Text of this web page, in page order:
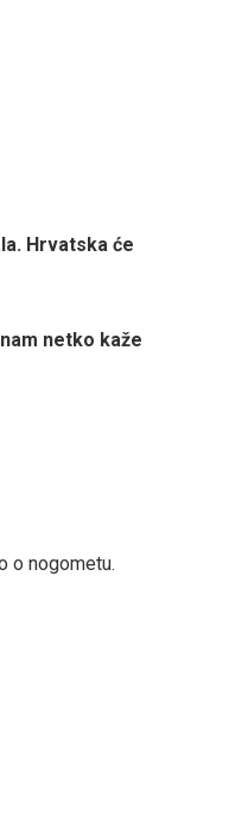
Hrvatska će
netko kaže
o nogometu.